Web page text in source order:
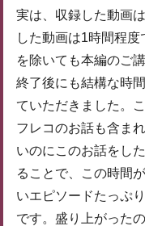
実は、収録した動画
した動画は1時間程
を除いても本編のご
終了後にも結構な時
ていただきました。
フレコのお話も含ま
いのにこのお話をし
ることで、この時間
いエピソードたっぷ
です。盛り上がった